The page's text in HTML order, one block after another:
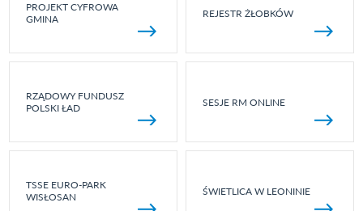
PROJEKT CYFROWA
GMINA
REJESTR ŻŁOBKÓW
RZĄDOWY FUNDUSZ
POLSKI ŁAD
SESJE RM ONLINE
TSSE EURO-PARK
WISŁOSAN
ŚWIETLICA W LEONINIE